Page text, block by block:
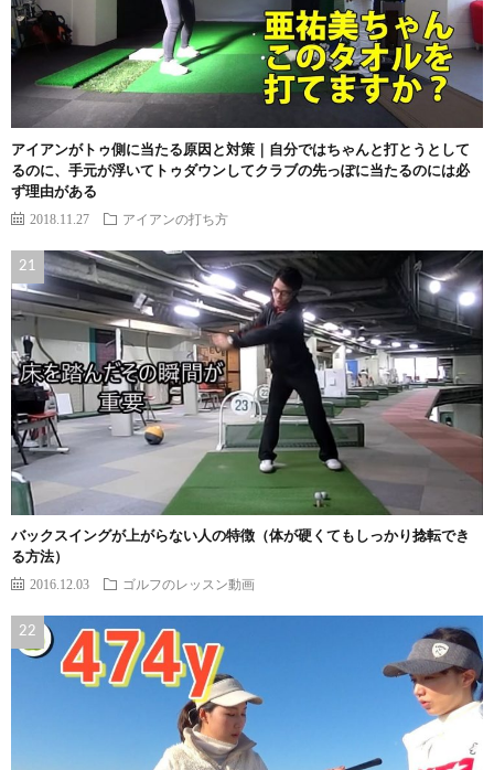
アイアンがトゥ側に当たる原因と対策｜自分ではちゃんと打とうとして
るのに、手元が浮いてトゥダウンしてクラブの先っぽに当たるのには必
ず理由がある
2018.11.27 アイアンの打ち方
バックスイングが上がらない人の特徴（体が硬くてもしっかり捻転でき
る方法）
2016.12.03 ゴルフのレッスン動画